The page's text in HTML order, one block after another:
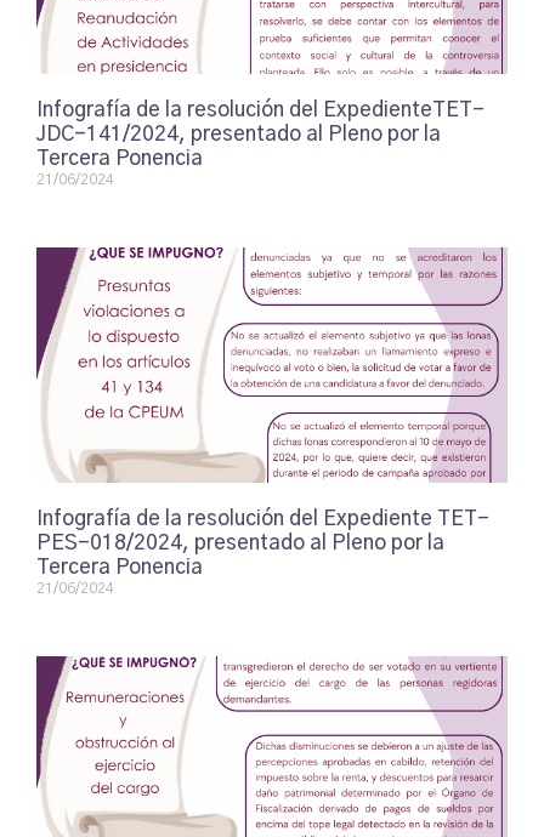
Infografía de la resolución del ExpedienteTET-
JDC-141/2024, presentado al Pleno por la
Tercera Ponencia
21/06/2024
Infografía de la resolución del Expediente TET-
PES-018/2024, presentado al Pleno por la
Tercera Ponencia
21/06/2024